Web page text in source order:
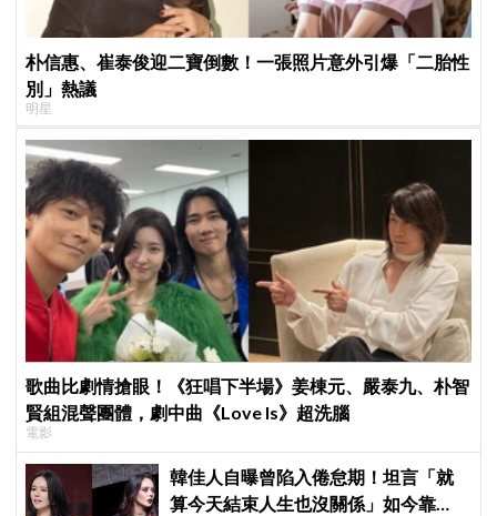
朴信惠、崔泰俊迎二寶倒數！一張照片意外引爆「二胎性
別」熱議
明星
歌曲比劇情搶眼！《狂唱下半場》姜棟元、嚴泰九、朴智
賢組混聲團體，劇中曲《Love Is》超洗腦
電影
韓佳人自曝曾陷入倦怠期！坦言「就
算今天結束人生也沒關係」如今靠